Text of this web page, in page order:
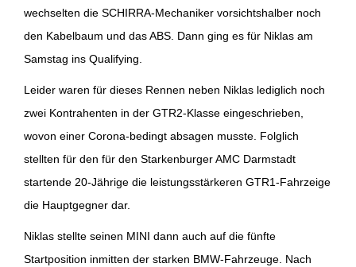
wechselten die SCHIRRA-Mechaniker vorsichtshalber noch
den Kabelbaum und das ABS. Dann ging es für Niklas am
Samstag ins Qualifying.
Leider waren für dieses Rennen neben Niklas lediglich noch
zwei Kontrahenten in der GTR2-Klasse eingeschrieben,
wovon einer Corona-bedingt absagen musste. Folglich
stellten für den für den Starkenburger AMC Darmstadt
startende 20-Jährige die leistungsstärkeren GTR1-Fahrzeige
die Hauptgegner dar.
Niklas stellte seinen MINI dann auch auf die fünfte
Startposition inmitten der starken BMW-Fahrzeuge. Nach